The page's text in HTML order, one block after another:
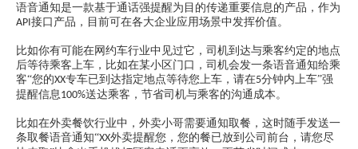
语音通知是一款基于通话强提醒为目的传递重要信息的产品， 作为
API接口产品 ，目前可在各大企业应用场景中发挥价值。
比如你有可能在网约车行业中见过它，司机到达与乘客约定的地点
后等待乘客上车，比如在某小区门口，司机会发一条语音通知给乘
客“您的XX专车已到达指定地点等待您上车，请在5分钟内上车”强
提醒信息 100%送达乘客，节省司机与乘客的沟通成本。
比如在外卖餐饮行业中，外卖小哥需要通知取餐，这时随手发送一
条取餐语音通知“XX外卖提醒您，您的餐已放到公司前台，请您尽